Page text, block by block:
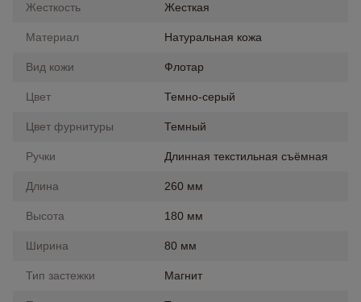
Жесткость Жесткая
Материал Натуральная кожа
Вид кожи Флотар
Цвет Темно-серый
Цвет фурнитуры Темный
Ручки Длинная текстильная съёмная
Длина 260 мм
Высота 180 мм
Ширина 80 мм
Тип застежки Магнит